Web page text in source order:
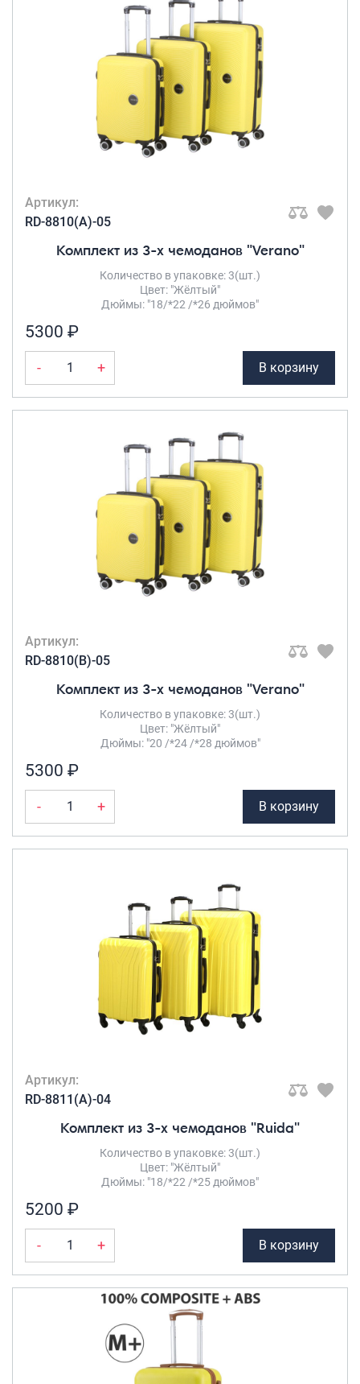
Артикул:
RD-8810(A)-05
Комплект из 3-х чемоданов "Verano"
Количество в упаковке: 3(шт.)
Цвет: "Жёлтый"
Дюймы: "18/*22 /*26 дюймов"
5300 ₽
- + В корзину
Артикул:
RD-8810(B)-05
Комплект из 3-х чемоданов "Verano"
Количество в упаковке: 3(шт.)
Цвет: "Жёлтый"
Дюймы: "20 /*24 /*28 дюймов"
5300 ₽
- + В корзину
Артикул:
RD-8811(A)-04
Комплект из 3-х чемоданов "Ruida"
Количество в упаковке: 3(шт.)
Цвет: "Жёлтый"
Дюймы: "18/*22 /*25 дюймов"
5200 ₽
- + В корзину